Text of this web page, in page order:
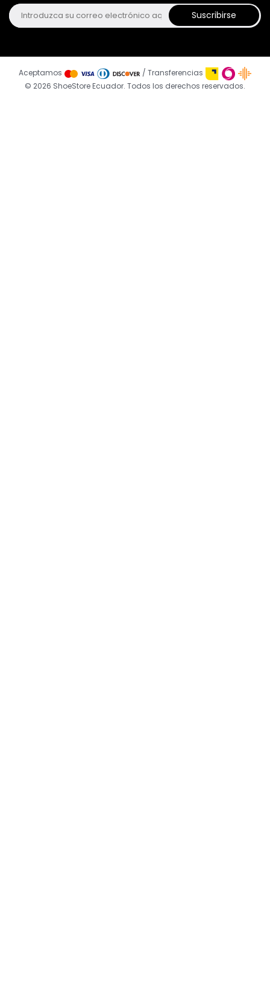
Suscribirse
© 2026 ShoeStore Ecuador. Todos los derechos reservados.
Aceptamos / Transferencias